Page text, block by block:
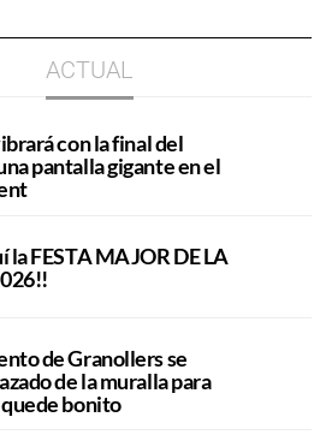
ACTUAL
con la final del
pantalla gigante en el
la FESTA MAJOR DE LA
de Granollers se
de la muralla para
bonito